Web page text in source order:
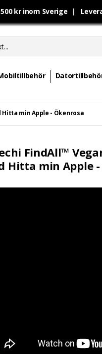
kr inom Sverige |
min Apple - Ökenrosa
FindAll™
Hitta min Apple -